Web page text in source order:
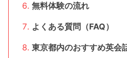
無料体験の流れ
よくある質問（FAQ）
東京都内のおすすめ英会